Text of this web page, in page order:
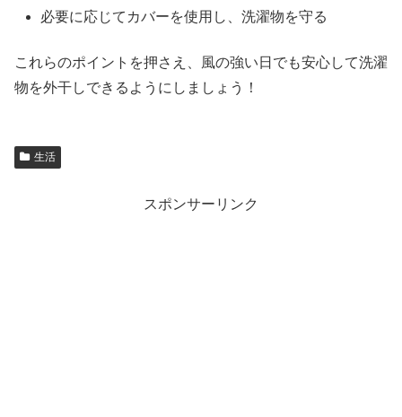
必要に応じてカバーを使用し、洗濯物を守る
これらのポイントを押さえ、風の強い日でも安心して洗濯
物を外干しできるようにしましょう！
生活
スポンサーリンク